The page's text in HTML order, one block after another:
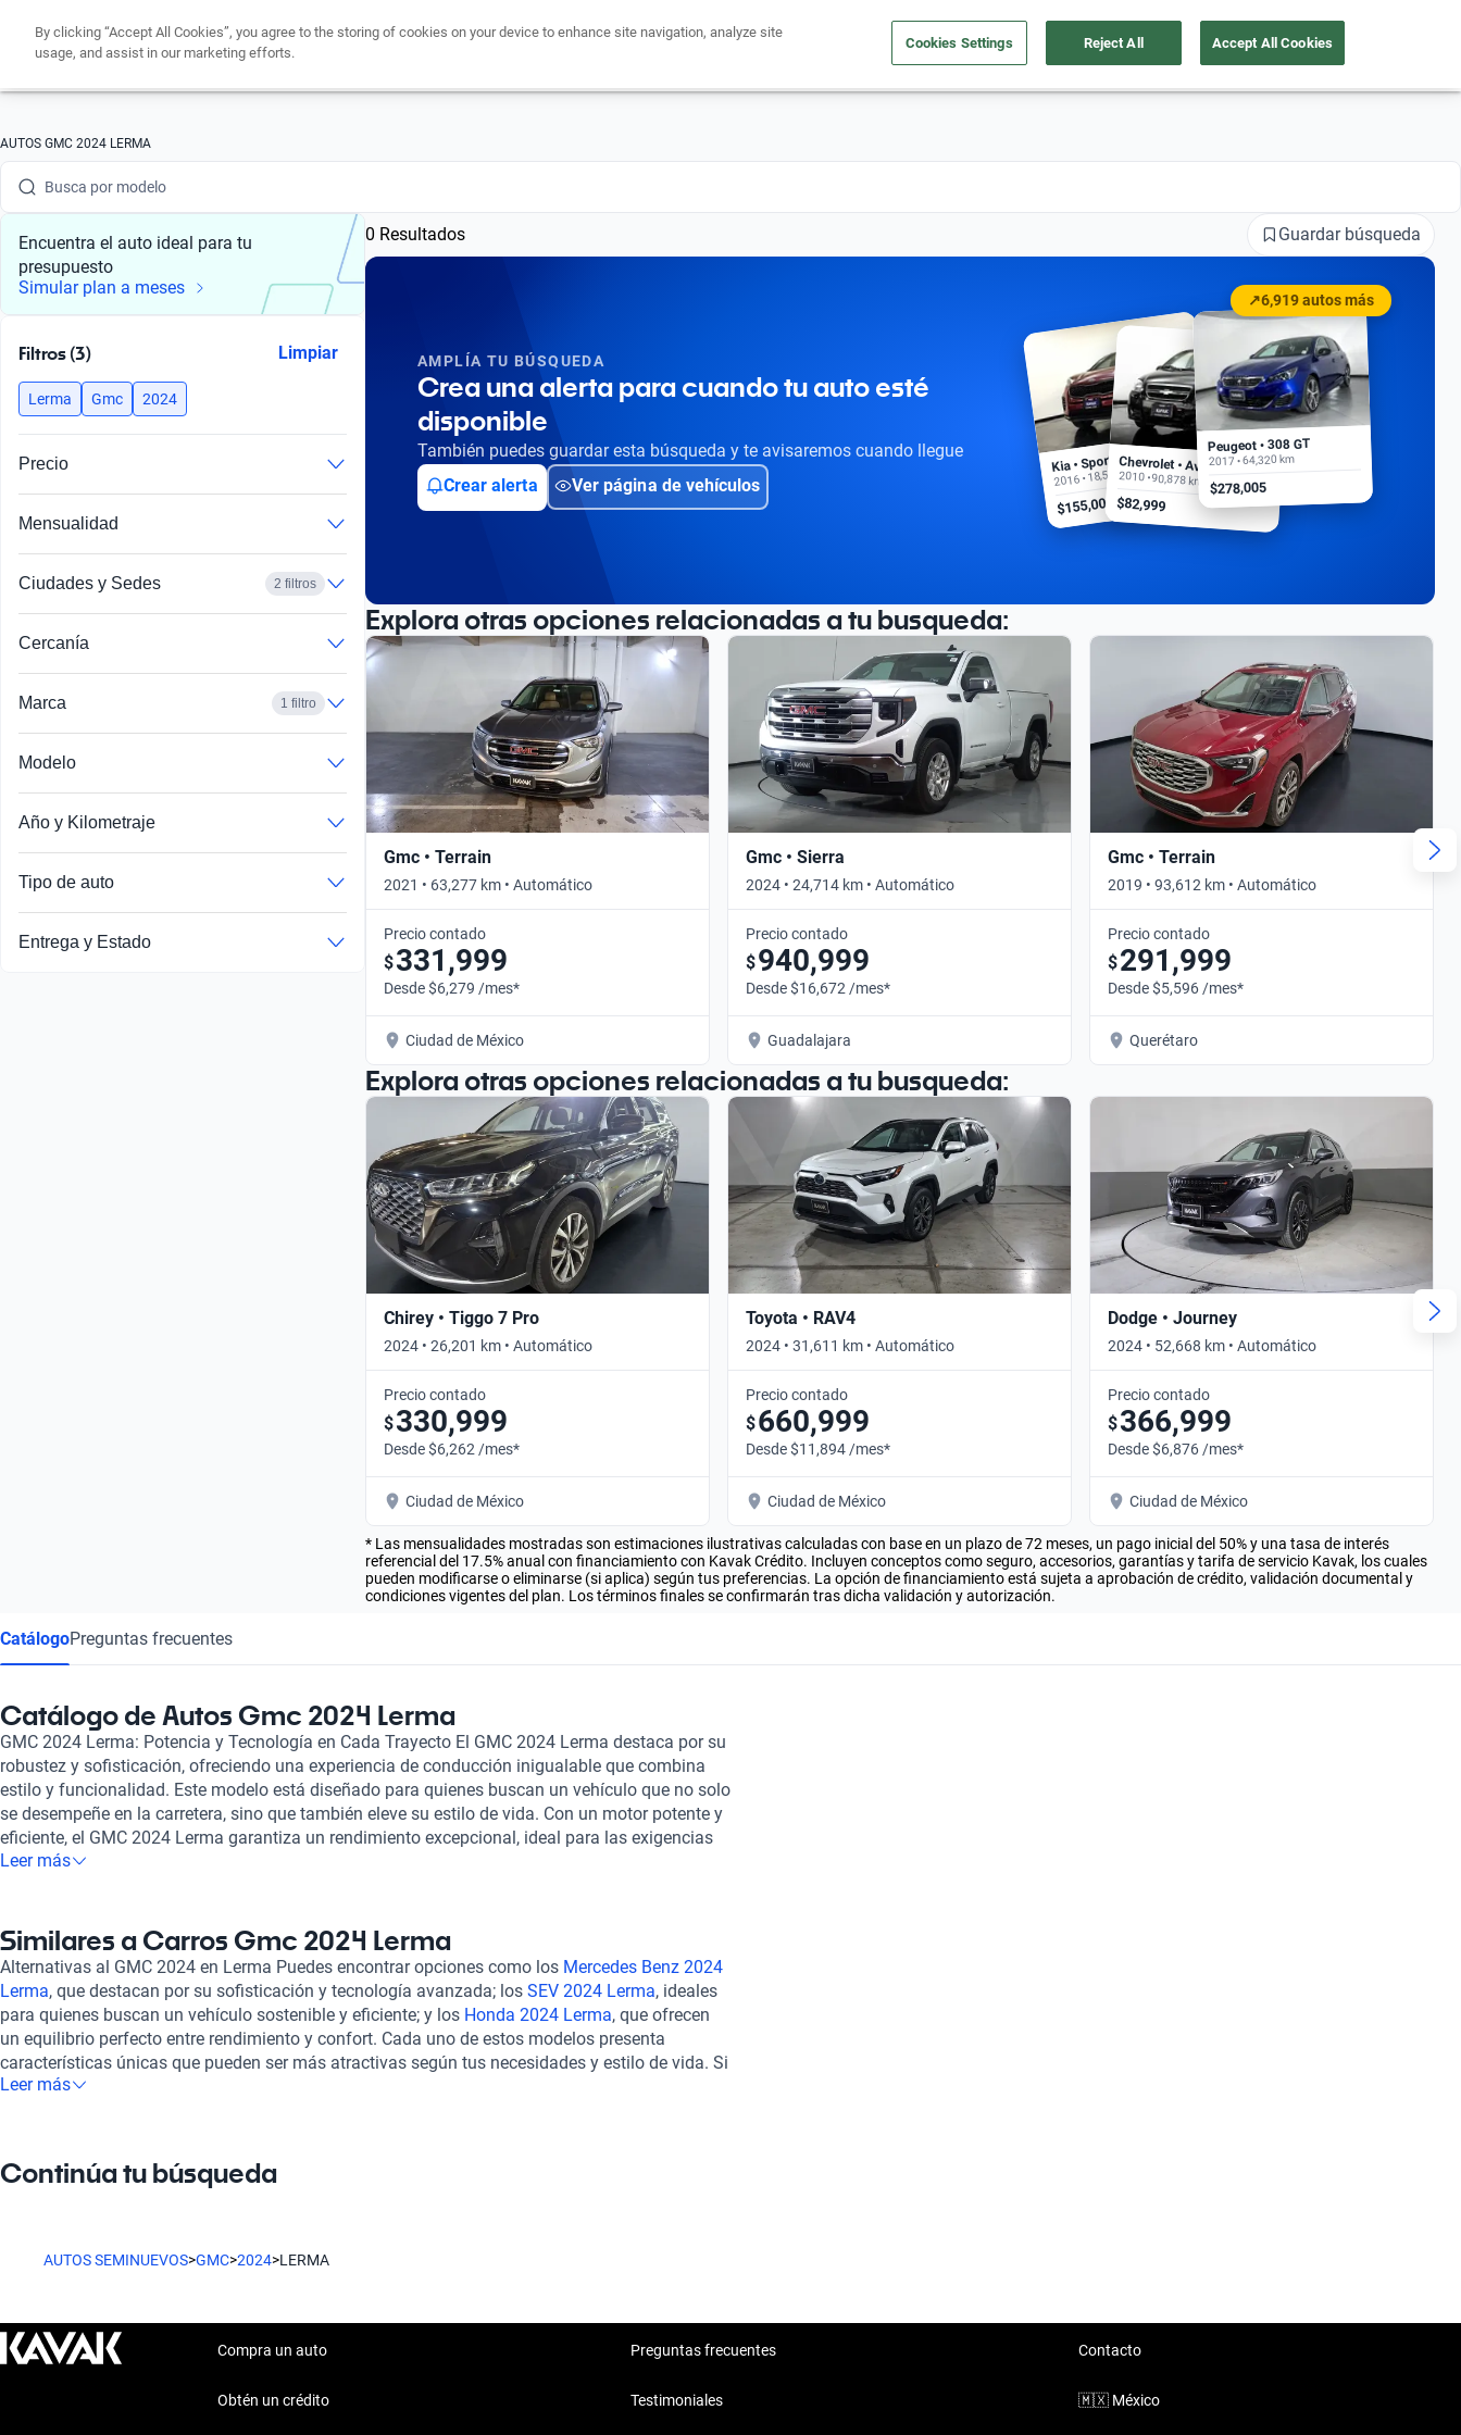
Compra un auto Vende tu auto Cuida tu auto Nosotros Ubicación
AUTOS GMC 2024 LERMA
Busca por marca
Busca por modelo
Busca por versión
Busca por año
Busca por modelo
Busca por año
Encuentra el auto ideal para tu
presupuesto
Simular plan a meses
Filtros (3) Limpiar
Lerma Gmc 2024
Precio
Mensualidad
Ciudades y Sedes 2 filtros
Cercanía
Marca 1 filtro
Modelo
Año y Kilometraje
Tipo de auto
Entrega y Estado
0 Resultados Guardar búsqueda
AMPLÍA TU BÚSQUEDA
Crea una alerta para cuando tu auto esté
disponible
También puedes guardar esta búsqueda y te avisaremos cuando llegue
Crear alerta
Ver página de vehículos
↗6,919 autos más
Kia • Sportage EX
2016 • 18,500 km
$155,000
Chevrolet • Aveo
2010 • 90,878 km
$82,999
Peugeot • 308 GT
2017 • 64,320 km
$278,005
Explora otras opciones relacionadas a tu busqueda:
Gmc • Terrain
2021 • 63,277 km • Automático
Precio contado
$331,999
Desde $6,279 /mes*
Ciudad de México
Gmc • Sierra
2024 • 24,714 km • Automático
Precio contado
$940,999
Desde $16,672 /mes*
Guadalajara
Gmc • Terrain
2019 • 93,612 km • Automático
Precio contado
$291,999
Desde $5,596 /mes*
Querétaro
Explora otras opciones relacionadas a tu busqueda:
Chirey • Tiggo 7 Pro
2024 • 26,201 km • Automático
Precio contado
$330,999
Desde $6,262 /mes*
Ciudad de México
Toyota • RAV4
2024 • 31,611 km • Automático
Precio contado
$660,999
Desde $11,894 /mes*
Ciudad de México
Dodge • Journey
2024 • 52,668 km • Automático
Precio contado
$366,999
Desde $6,876 /mes*
Ciudad de México
* Las mensualidades mostradas son estimaciones ilustrativas calculadas con base en un plazo de 72 meses, un pago inicial del 50% y una tasa de interés
referencial del 17.5% anual con financiamiento con Kavak Crédito. Incluyen conceptos como seguro, accesorios, garantías y tarifa de servicio Kavak, los cuales
pueden modificarse o eliminarse (si aplica) según tus preferencias. La opción de financiamiento está sujeta a aprobación de crédito, validación documental y
condiciones vigentes del plan. Los términos finales se confirmarán tras dicha validación y autorización.
CatálogoPreguntas frecuentes
Catálogo de Autos Gmc 2024 Lerma
GMC 2024 Lerma: Potencia y Tecnología en Cada Trayecto El GMC 2024 Lerma destaca por su
robustez y sofisticación, ofreciendo una experiencia de conducción inigualable que combina
estilo y funcionalidad. Este modelo está diseñado para quienes buscan un vehículo que no solo
se desempeñe en la carretera, sino que también eleve su estilo de vida. Con un motor potente y
eficiente, el GMC 2024 Lerma garantiza un rendimiento excepcional, ideal para las exigencias
del día a día, ya sea en la ciudad o en rutas más desafiantes. Una de las características más
cuidadosamente diseñado para ofrecer comodidad y versatilidad, convirtiéndose en el espacio
perfecto para disfrutar de cada trayecto, ya sea en familia o con amigos. Cuando adquieres tu
GMC 2024 Lerma en Kavak, obtienes la seguridad de que cada vehículo ha pasado por una
exhaustiva inspección en más de 240 puntos, garantizando su óptimo estado mecánico y
estético. Además, facilitamos opciones de financiamiento flexible y planes de garantía que se
adaptan a tus necesidades. La experiencia de compra se lleva a cabo completamente en línea,
ahorrando tiempo y brindando comodidad. También ofrecemos soporte postventa y la opción
Leer más
Similares a Carros Gmc 2024 Lerma
Alternativas al GMC 2024 en Lerma Puedes encontrar opciones como los Mercedes Benz 2024
Lerma, que destacan por su sofisticación y tecnología avanzada; los SEV 2024 Lerma, ideales
para quienes buscan un vehículo sostenible y eficiente; y los Honda 2024 Lerma, que ofrecen
un equilibrio perfecto entre rendimiento y confort. Cada uno de estos modelos presenta
características únicas que pueden ser más atractivas según tus necesidades y estilo de vida. Si
estás considerando adquirir un GMC 2024, estas alternativas podrían brindarte opciones
Leer más
Continúa tu búsqueda
AUTOS SEMINUEVOS>GMC>2024>LERMA
Compra un auto
Obtén un crédito
Preguntas frecuentes
Testimoniales
Contacto
🇲🇽 México
By clicking “Accept All Cookies”, you agree to the storing of cookies on your device to enhance site navigation, analyze site
usage, and assist in our marketing efforts.
Cookies Settings Reject All Accept All Cookies